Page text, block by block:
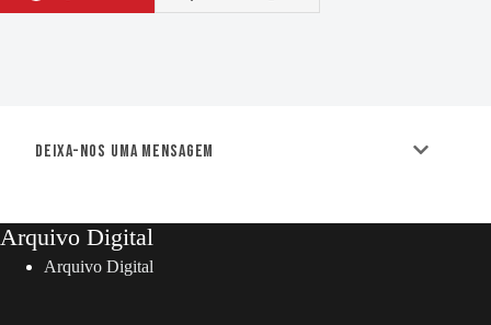
Deixa-nos uma mensagem
Arquivo Digital
Arquivo Digital